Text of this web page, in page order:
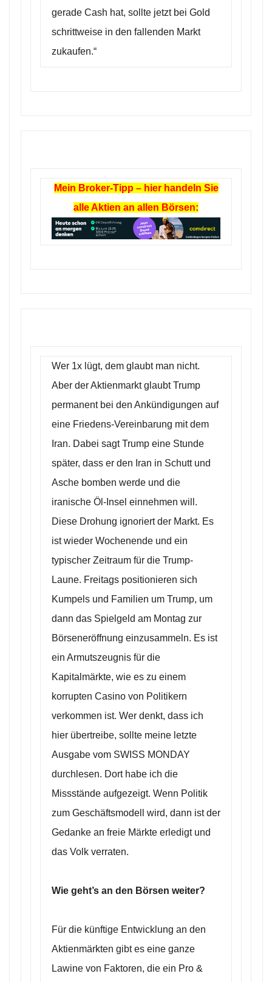
gerade Cash hat, sollte jetzt bei Gold
schrittweise in den fallenden Markt
zukaufen.“
Mein Broker-Tipp – hier handeln Sie
alle Aktien an allen Börsen:
Wer 1x lügt, dem glaubt man nicht.
Aber der Aktienmarkt glaubt Trump
permanent bei den Ankündigungen auf
eine Friedens-Vereinbarung mit dem
Iran. Dabei sagt Trump eine Stunde
später, dass er den Iran in Schutt und
Asche bomben werde und die
iranische Öl-Insel einnehmen will.
Diese Drohung ignoriert der Markt. Es
ist wieder Wochenende und ein
typischer Zeitraum für die Trump-
Laune. Freitags positionieren sich
Kumpels und Familien um Trump, um
dann das Spielgeld am Montag zur
Börseneröffnung einzusammeln. Es ist
ein Armutszeugnis für die
Kapitalmärkte, wie es zu einem
korrupten Casino von Politikern
verkommen ist. Wer denkt, dass ich
hier übertreibe, sollte meine letzte
Ausgabe vom SWISS MONDAY
durchlesen. Dort habe ich die
Missstände aufgezeigt. Wenn Politik
zum Geschäftsmodell wird, dann ist der
Gedanke an freie Märkte erledigt und
das Volk verraten.
Wie geht’s an den Börsen weiter?
Für die künftige Entwicklung an den
Aktienmärkten gibt es eine ganze
Lawine von Faktoren, die ein Pro &